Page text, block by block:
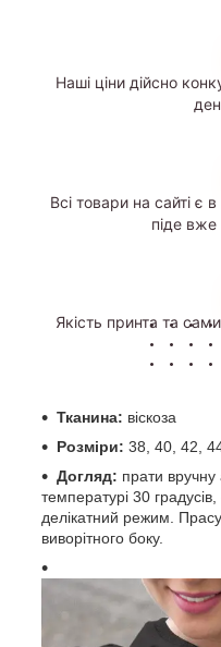
Наші ціни дійсно
Всі товари на сайті є
піде вже
Якість принта та
Тканина: віскоза
Розміри: 38, 40, 42,
Догляд: прати
температурі 30
делікатний режим.
виворітного боку.